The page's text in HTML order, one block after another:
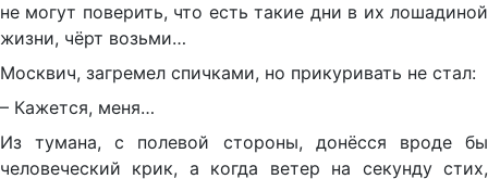
не могут поверить, что есть такие дни в их лошадиной
жизни, чёрт возьми…
Москвич, загремел спичками, но прикуривать не стал:
– Кажется, меня…
Из тумана, с полевой стороны, донёсся вроде бы
человеческий крик, а когда ветер на секунду стих,